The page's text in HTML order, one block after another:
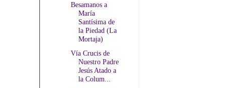
Besamanos a
María
Santísima de
la Piedad (La
Mortaja)
Vía Crucis de
Nuestro Padre
Jesús Atado a
la Colum...